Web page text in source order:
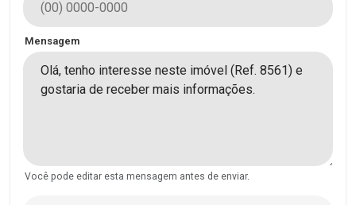
Mensagem
Você pode editar esta mensagem antes de enviar.